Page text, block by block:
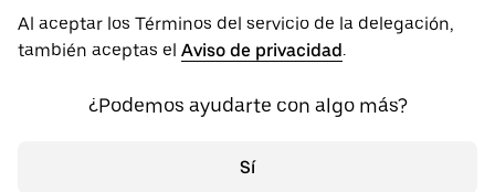
Al aceptar los Términos del servicio de la delegación,
también aceptas el Aviso de privacidad.
¿Podemos ayudarte con algo más?
Sí